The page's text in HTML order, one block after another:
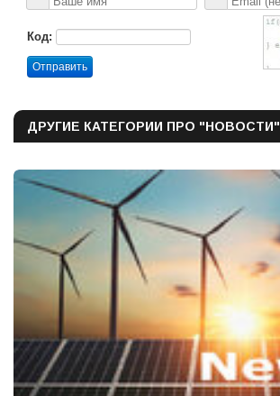
Код:
Отправить
ДРУГИЕ КАТЕГОРИИ ПРО "НОВОСТИ"